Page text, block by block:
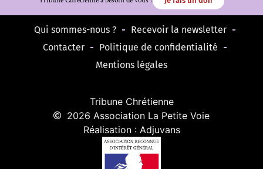
Qui sommes-nous ?
Recevoir la newsletter
Contacter
Politique de confidentialité
Mentions légales
Tribune Chrétienne
2026 Association La Petite Voie
Réalisation : Adjuvans